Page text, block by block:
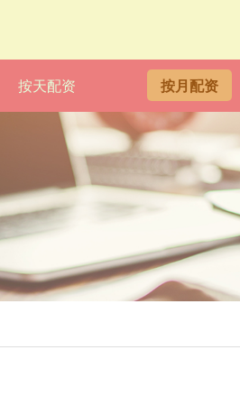
按天配资 按月配资